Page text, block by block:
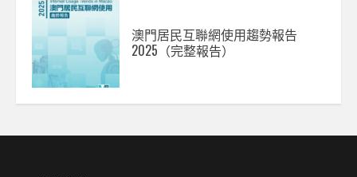
澳門居民互聯網使用趨勢報告
2025（完整報告）